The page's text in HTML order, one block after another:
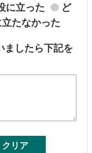
に立った
ど
たなかった
ましたら下記を